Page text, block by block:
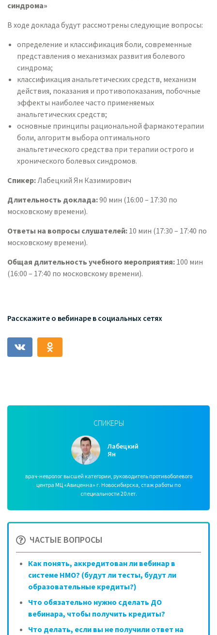
синдрома»
В ходе доклада будут рассмотрены следующие вопросы:
определение и классификация боли, современные
представления о механизмах развития болевого
синдрома;
классификация анальгетических средств, механизм
действия, показания и противопоказания, побочные
эффекты наиболее часто применяемых
анальгетических средств;
основные принципы рациональной фармакотерапии
боли, алгоритм выбора оптимального
анальгетического средства при терапии острого и
хронического болевых синдромов.
Спикер:Лабецкий Ян Казимирович
Длительность доклада:90 мин (16:00 – 17:30 по
московскому времени).
Ответы на вопросы слушателей: 10 мин (17:30 – 17:40 по
московскому времени).
Общая длительность учебного мероприятия: 100 мин
(16:00 – 17:40 по московскому времени).
Расскажите о вебинаре в социальных сетях
СПИКЕРЫ
Лабецкий
Ян
врач-невролог высшей категории, руководитель противоболевого
центра МЦ «Авиценна» г. Новосибирска, стаж работы по
специальности 20 лет.
ЧАСТЫЕ ВОПРОСЫ
Как понять, аккредитован ли вебинар в
системе НМО? (будут ли тесты, будут ли
образовательные кредиты?)
Что обязательно нужно сделать ДО
вебинара, чтобы получить кредиты?
Что делать, если вы не получили ответ на